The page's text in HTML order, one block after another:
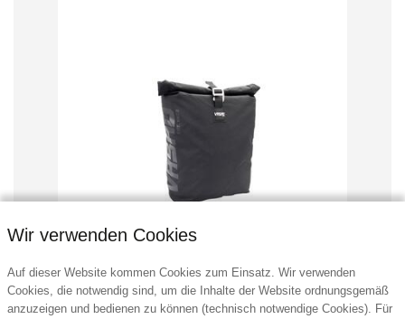
Wir verwenden Cookies
Auf dieser Website kommen Cookies zum Einsatz. Wir verwenden
Cookies, die notwendig sind, um die Inhalte der Website ordnungsgemäß
anzuzeigen und bedienen zu können (technisch notwendige Cookies). Für